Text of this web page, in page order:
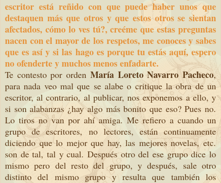
escritor está reñido con que puede haber unos que
destaquen más que otros y que estos otros se sientan
afectados, cómo lo ves tú?, creéme que estas preguntas
nacen con el mayor de los respetos, me conoces y sabes
que es así y si las hago es porque tu estás aquí, espero
no ofenderte y muchos menos enfadarte.
Te contesto por ordenMaría Loreto Navarro Pacheco,
para nada veo mal que se alabe o critique la obra de un
escritor, al contrario, al publicar, nos exponemos a ello, y
si son alabanzas ¿hay algo más bonito que eso? Pues no.
Lo tiros no van por ahí amiga. Me refiero a cuando un
grupo de escritores, no lectores, están continuamente
diciendo que lo mejor que hay, las mejores novelas, etc.
son de tal, tal y cual. Después otro del ese grupo dice lo
mismo pero del resto del grupo, y después, sale otro
distinto del mismo grupo y resulta que también los